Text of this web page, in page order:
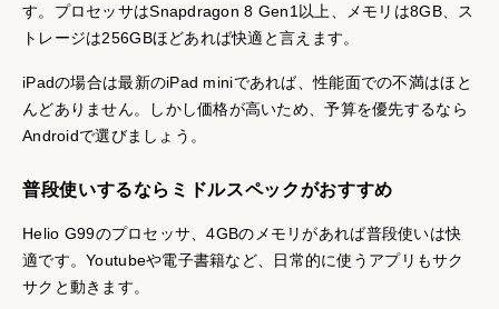
す。プロセッサはSnapdragon 8 Gen1以上、メモリは8GB、ス
トレージは256GBほどあれば快適と言えます。
iPadの場合は最新のiPad miniであれば、性能面での不満はほと
んどありません。しかし価格が高いため、予算を優先するなら
Androidで選びましょう。
普段使いするならミドルスペックがおすすめ
Helio G99のプロセッサ、4GBのメモリがあれば普段使いは快
適です。Youtubeや電子書籍など、日常的に使うアプリもサク
サクと動きます。